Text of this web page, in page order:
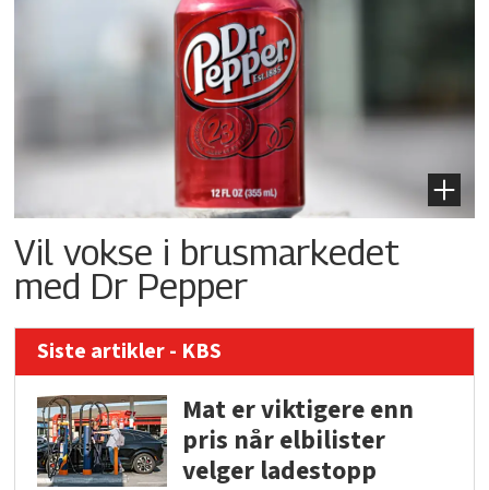
Vil vokse i brusmarkedet
med Dr Pepper
Siste artikler - KBS
Mat er viktigere enn
pris når elbilister
velger ladestopp